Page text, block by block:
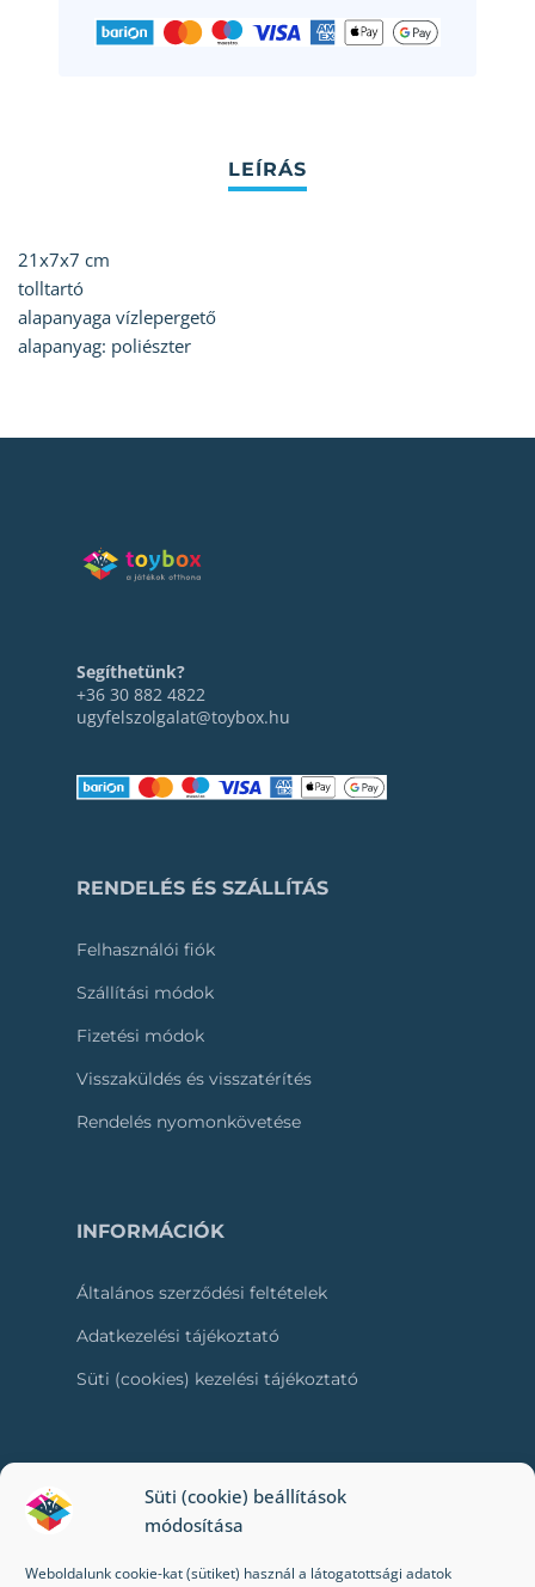
Süti (cookie) beállítások
módosítása
Weboldalunk cookie-kat (sütiket) használ a látogatottsági adatok
21x7x7 cm
tolltartó
alapanyaga vízlepergető
alapanyag: poliészter
Segíthetünk?
+36 30 882 4822
ugyfelszolgalat@toybox.hu
RENDELÉS ÉS SZÁLLÍTÁS
Felhasználói fiók
Szállítási módok
Fizetési módok
Visszaküldés és visszatérítés
Rendelés nyomonkövetése
INFORMÁCIÓK
Általános szerződési feltételek
Adatkezelési tájékoztató
Süti (cookies) kezelési tájékoztató
RÓLUNK